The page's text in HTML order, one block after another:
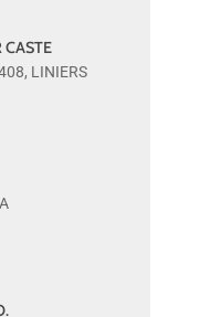
CASTE
LINIERS